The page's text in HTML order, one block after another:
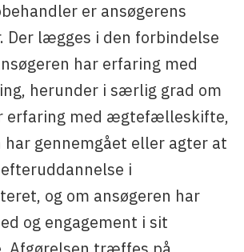
er ansøgerens
Der lægges i den forbindelse
har erfaring med
herunder i særlig grad om
erfaring med ægtefælleskifte,
har gennemgået eller agter at
i
og om ansøgeren har
og engagement i sit